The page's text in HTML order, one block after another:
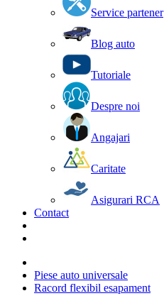
Service partener
Blog auto
Tutoriale
Despre noi
Angajari
Caritate
Asigurari RCA
Contact
Piese auto universale
Racord flexibil esapament